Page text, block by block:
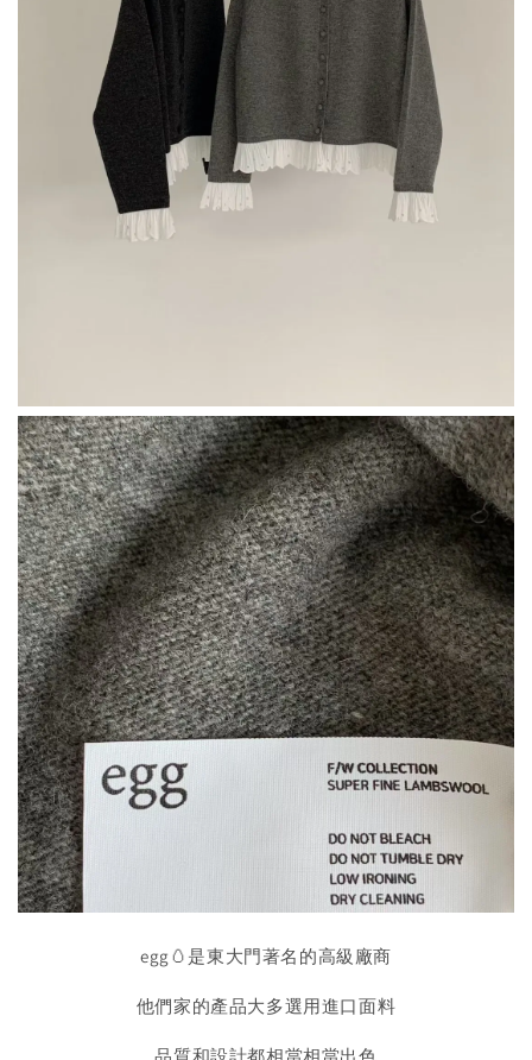
egg🥚是東大門著名的高級廠商
他們家的產品大多選用進口面料
品質和設計都相當相當出色